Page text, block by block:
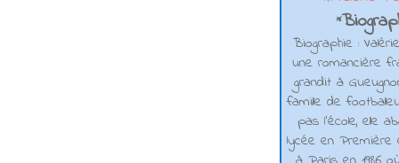
*
Biographie :
une romancière
grandit à
famille de
pas l'école, elle
lycée en